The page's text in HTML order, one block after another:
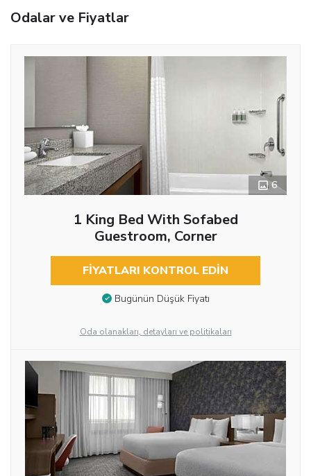
Odalar ve Fiyatlar
6
1 King Bed With Sofabed
Guestroom, Corner
FIYATLARI KONTROL EDIN
Bugünün Düşük Fiyatı
Oda olanakları, detayları ve politikaları